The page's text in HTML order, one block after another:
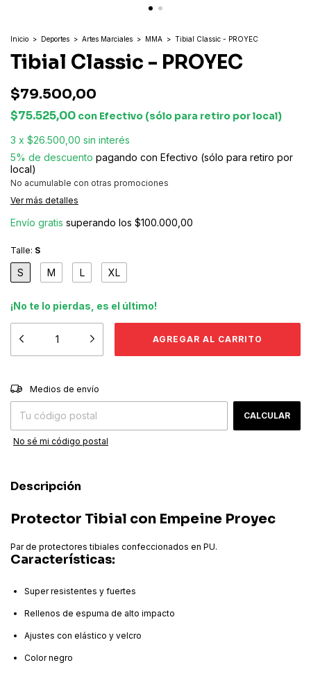
Inicio > Deportes > Artes Marciales > MMA > Tibial Classic - PROYEC
Tibial Classic - PROYEC
$79.500,00
$75.525,00 con Efectivo (sólo para retiro por local)
3 x $26.500,00 sin interés
5% de descuento pagando con Efectivo (sólo para retiro por
local)
No acumulable con otras promociones
Ver más detalles
Envío gratis superando los $100.000,00
Talle: S
S M L XL
¡No te lo pierdas, es el último!
Entregas para el CP:
Medios de envío
CALCULAR
No sé mi código postal
Descripción
Protector Tibial con Empeine Proyec
Par de protectores tibiales confeccionados en PU.
Características:
Super resistentes y fuertes
Rellenos de espuma de alto impacto
Ajustes con elástico y velcro
Color negro